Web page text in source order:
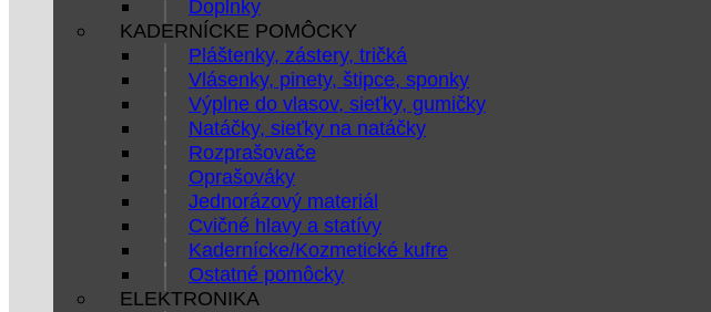
Doplnky
KADERNÍCKE POMÔCKY
Pláštenky, zástery, tričká
Vlásenky, pinety, štipce, sponky
Výplne do vlasov, sieťky, gumičky
Natáčky, sieťky na natáčky
Rozprašovače
Oprašováky
Jednorázový materiál
Cvičné hlavy a statívy
Kadernícke/Kozmetické kufre
Ostatné pomôcky
ELEKTRONIKA